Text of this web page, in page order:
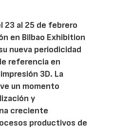
23 al 25 de febrero
en Bilbao Exhibition
nueva periodicidad
referencia en
3D. La
un momento
y
creciente
productivos de